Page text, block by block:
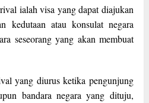
ialah visa yang dapat diajukan
kedutaan atau konsulat negara
seseorang yang akan membuat
yang diurus ketika pengunjung
bandara negara yang dituju,